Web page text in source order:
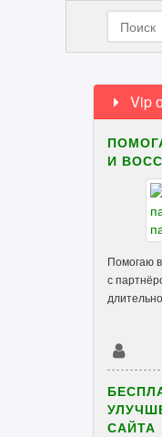
Vip
И
Помогаю
с
САЙТА